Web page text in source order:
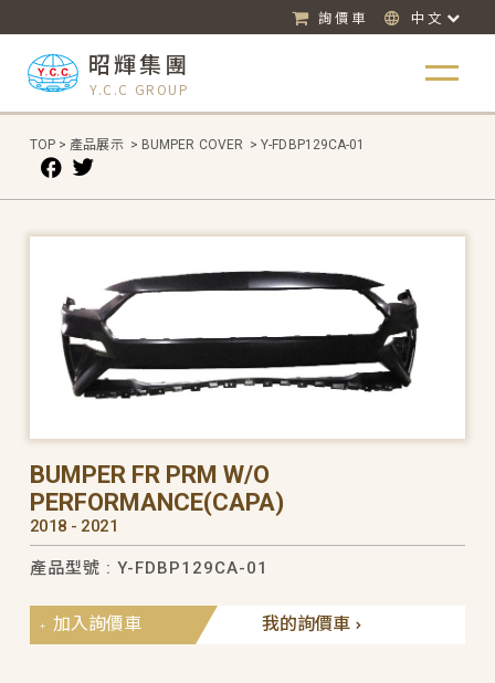
詢價車 中文
昭輝集團
Y.C.C GROUP
TOP > 產品展示 > BUMPER COVER > Y-FDBP129CA-01
BUMPER FR PRM W/O
PERFORMANCE(CAPA)
2018 - 2021
產品型號 : Y-FDBP129CA-01
我的詢價車
加入詢價車